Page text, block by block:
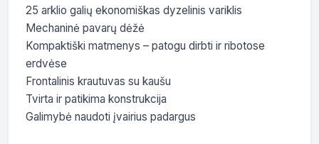
25 arklio galių ekonomiškas dyzelinis variklis
Mechaninė pavarų dėžė
Kompaktiški matmenys – patogu dirbti ir ribotose
erdvėse
Frontalinis krautuvas su kaušu
Tvirta ir patikima konstrukcija
Galimybė naudoti įvairius padargus